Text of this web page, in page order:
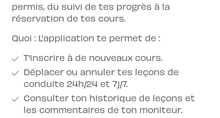
permis, du suivi de tes progrès à la
réservation de tes cours.
Quoi : L'application te permet de :
T'inscrire à de nouveaux cours.
Déplacer ou annuler tes leçons de
conduite 24h/24 et 7j/7.
Consulter ton historique de leçons et
les commentaires de ton moniteur.